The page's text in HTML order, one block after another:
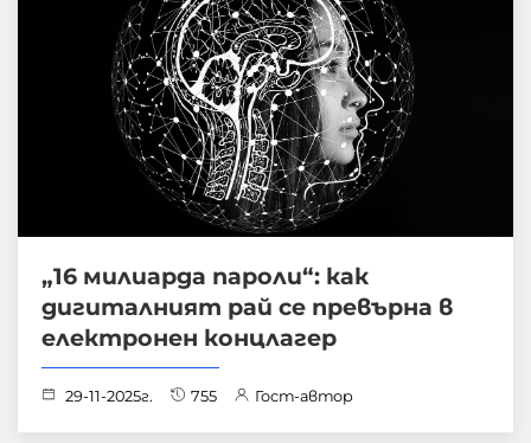
„16 милиарда пароли“: как
дигиталният рай се превърна в
електронен концлагер
29-11-2025г. 755 Гост-автор